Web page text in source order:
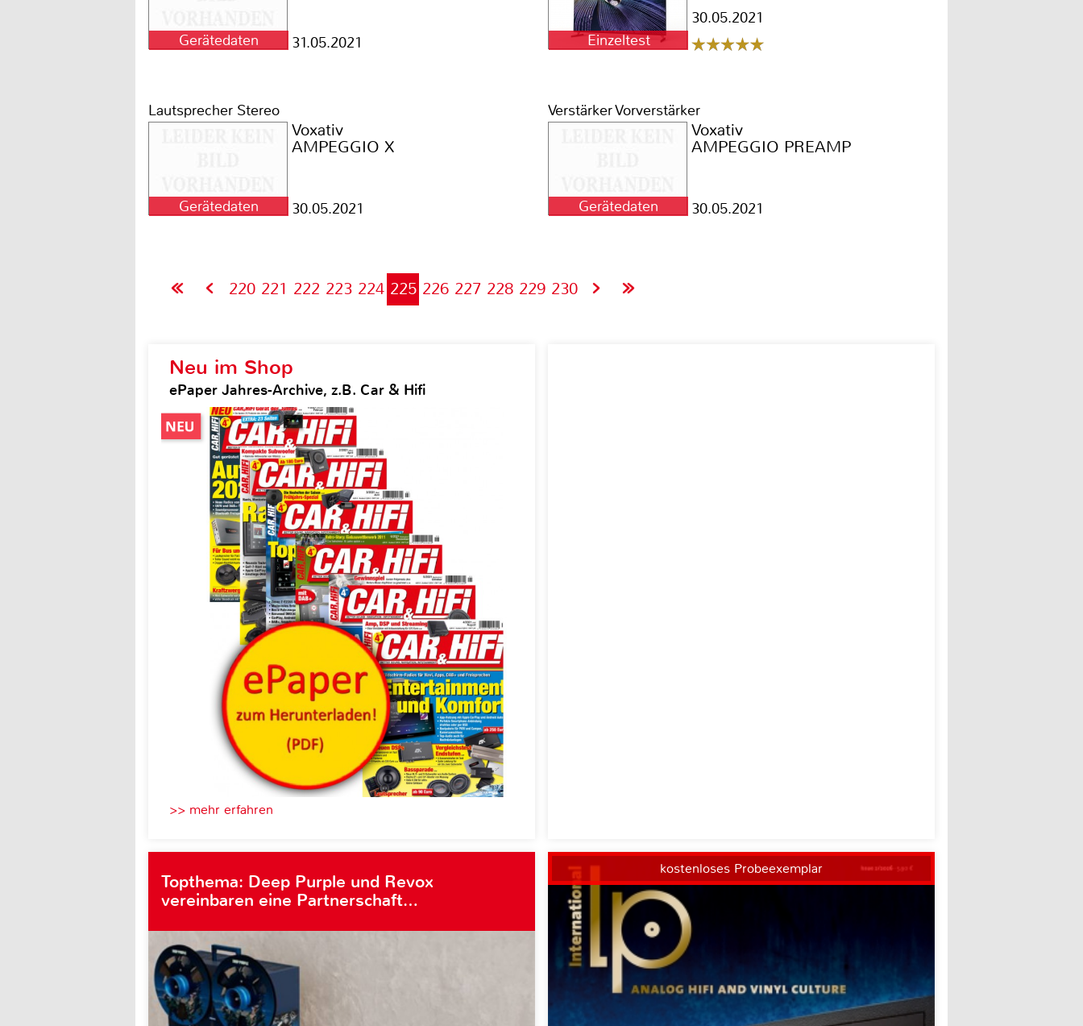
Gerätedaten 31.05.2021 Einzeltest
30.05.2021
Lautsprecher Stereo
Gerätedaten
Voxativ
AMPEGGIO X
30.05.2021
Verstärker Vorverstärker
Gerätedaten
Voxativ
AMPEGGIO PREAMP
30.05.2021
220 221 222 223 224 225 226 227 228 229 230
Neu im Shop
ePaper Jahres-Archive, z.B. Car & Hifi
>> mehr erfahren
Topthema: Deep Purple und Revox
vereinbaren eine Partnerschaft…
kostenloses Probeexemplar